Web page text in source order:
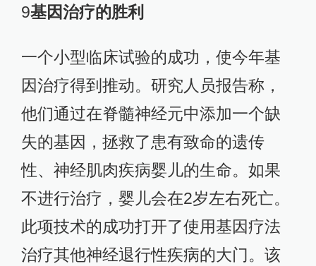
9基因治疗的胜利
一个小型临床试验的成功，使今年基
因治疗得到推动。研究人员报告称，
他们通过在脊髓神经元中添加一个缺
失的基因，拯救了患有致命的遗传
性、神经肌肉疾病婴儿的生命。如果
不进行治疗，婴儿会在2岁左右死亡。
此项技术的成功打开了使用基因疗法
治疗其他神经退行性疾病的大门。该